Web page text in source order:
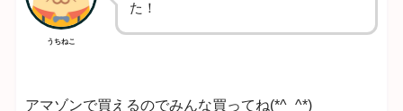
うちねこ
た！
アマゾンで買えるのでみんな買ってね(*^_^*)